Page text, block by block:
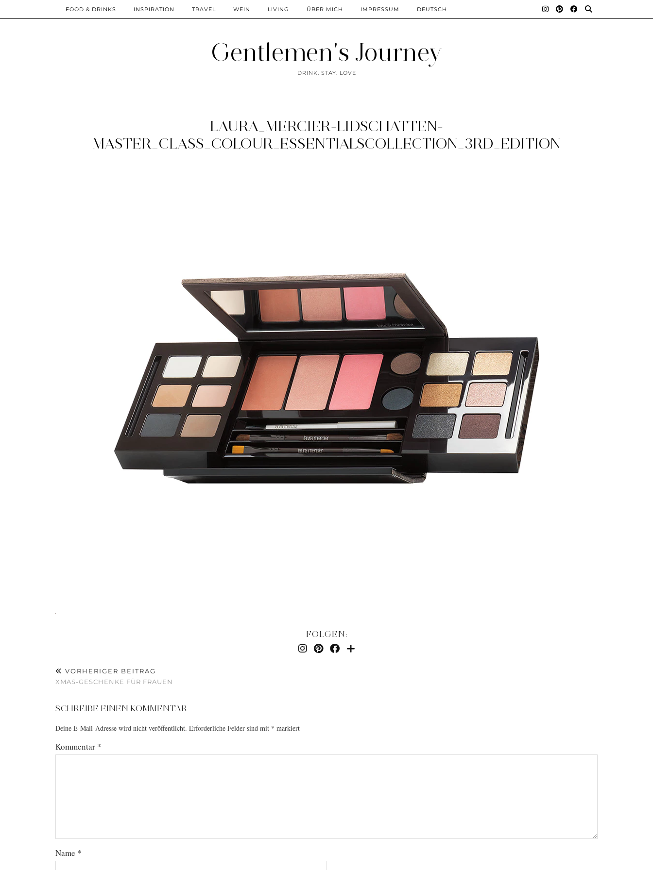
Gentlemen's Journey
DRINK. STAY. LOVE
FOOD & DRINKS INSPIRATION TRAVEL WEIN LIVING ÜBER MICH IMPRESSUM DEUTSCH
LAURA_MERCIER-LIDSCHATTEN-
MASTER_CLASS_COLOUR_ESSENTIALSCOLLECTION_3RD_EDITION
FOLGEN:
VORHERIGER BEITRAG
XMAS-GESCHENKE FÜR FRAUEN
SCHREIBE EINEN KOMMENTAR
Deine E-Mail-Adresse wird nicht veröffentlicht. Erforderliche Felder sind mit * markiert
Kommentar *
Name *